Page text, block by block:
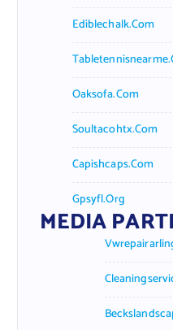
Ediblechalk.com
Oaksofa.com
Soultacohtx.com
Capishcaps.com
Gpsyfl.org
MEDIA